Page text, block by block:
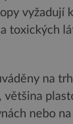
vyžadují
toxických
na
většina
nebo